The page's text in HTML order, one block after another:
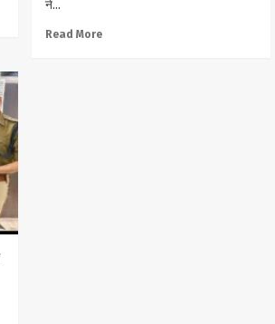
ने...
Read More